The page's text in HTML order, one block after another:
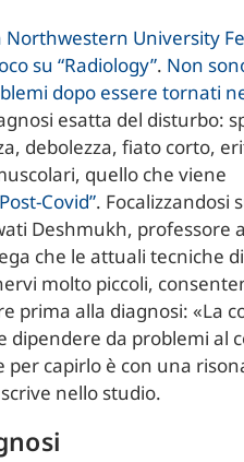
University
su “Radiology”. Non
dopo essere tornati
esatta del disturbo:
debolezza, fiato corto,
quello che viene
Covid”. Focalizzandosi
Deshmukh, professore
che le attuali tecniche
molto piccoli,
prima alla diagnosi: «La
dipendere da problemi al
per capirlo è con una
nello studio.